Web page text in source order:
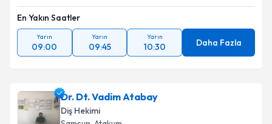
En Yakın Saatler
Yarın
09:00
Yarın
09:45
Yarın
10:30 Daha Fazla
Dr. Dt. Vadim Atabay
Diş Hekimi